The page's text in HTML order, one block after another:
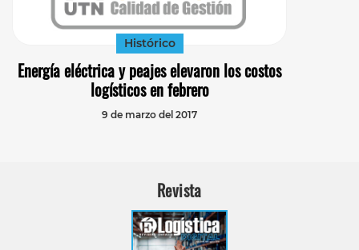
Histórico
Energía eléctrica y peajes elevaron los costos
logísticos en febrero
9 de marzo del 2017
Revista